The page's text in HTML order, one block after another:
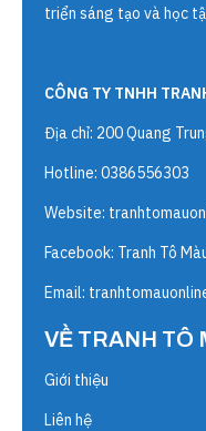
triển sáng tạo và học
CÔNG TY TNHH
Địa chỉ: 200 Quang
Hotline: 0386556303
Website:
Facebook: Tranh Tô
Email:
VỀ TRANH TÔ
Giới thiệu
Liên hệ